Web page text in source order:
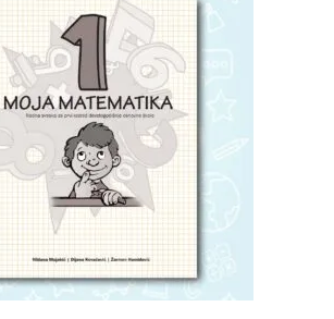
DODAJTE U KORPU